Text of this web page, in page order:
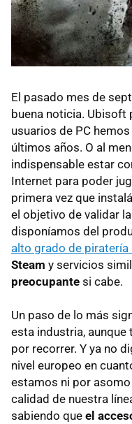
El pasado mes de
buena noticia. Ubisoft
usuarios de PC
últimos años. O al
indispensable estar
Internet para poder
primera vez que
el objetivo de validar
disponíamos del
alto grado de piratería
Steam y servicios
preocupante si cabe.
Un paso de lo más
esta industria,
por recorrer. Y ya no
nivel europeo en
estamos ni por
calidad de nuestra
sabiendo que el